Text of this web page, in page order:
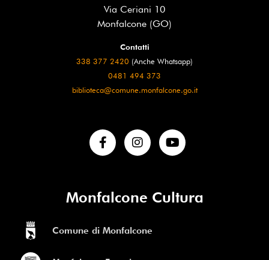
Via Ceriani 10
Monfalcone (GO)
Contatti
338 377 2420 (Anche Whatsapp)
0481 494 373
biblioteca@comune.monfalcone.go.it
Monfalcone Cultura
Comune di Monfalcone